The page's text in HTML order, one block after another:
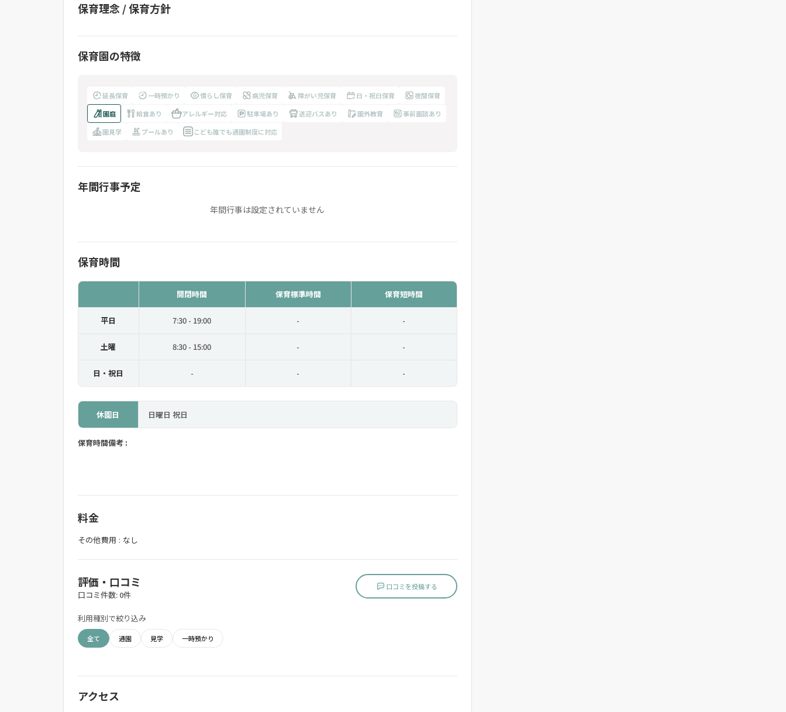
保育理念 / 保育方針
保育園の特徴
延長保育 一時預かり 慣らし保育 病児保育 障がい児保育 日・祝日保育
夜間保育
園庭
給食あり アレルギー対応 駐車場あり 送迎バスあり 園外教育
事前面談あり
園見学
プールあり こども誰でも通園制度に対応
年間行事予定
年間行事は設定されていません
保育時間
開閉時間 保育標準時間 保育短時間
平日 7:30 - 19:00 - -
土曜 8:30 - 15:00 - -
日・祝日 - - -
休園日 日曜日 祝日
保育時間備考 :
料金
その他費用 : なし
評価・口コミ
口コミ件数: 0件
口コミを投稿する
利用種別で絞り込み
全て 通園 見学 一時預かり
アクセス